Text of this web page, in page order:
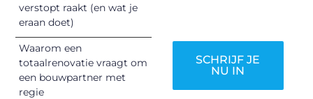
verstopt raakt (en wat je
eraan doet)
Waarom een
totaalrenovatie vraagt om
een bouwpartner met
regie
SCHRIJF JE
NU IN